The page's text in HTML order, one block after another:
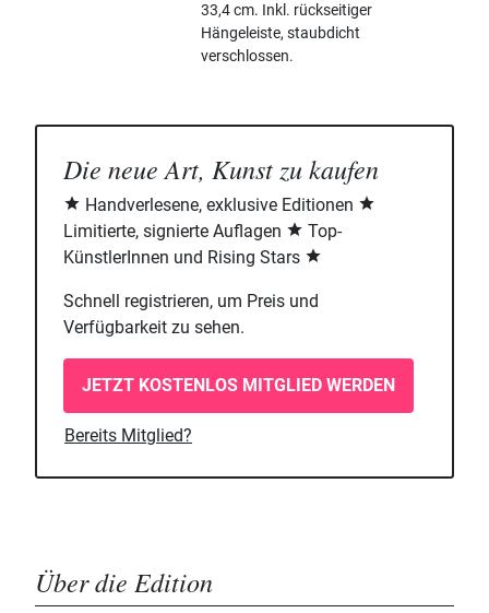
33,4 cm. Inkl. rückseitiger
Hängeleiste, staubdicht
verschlossen.
Die neue Art, Kunst zu kaufen
Handverlesene, exklusive Editionen
Limitierte, signierte Auflagen
Top-
KünstlerInnen und Rising Stars
Schnell registrieren, um Preis und
Verfügbarkeit zu sehen.
JETZT KOSTENLOS MITGLIED WERDEN
Bereits Mitglied?
Über die Edition